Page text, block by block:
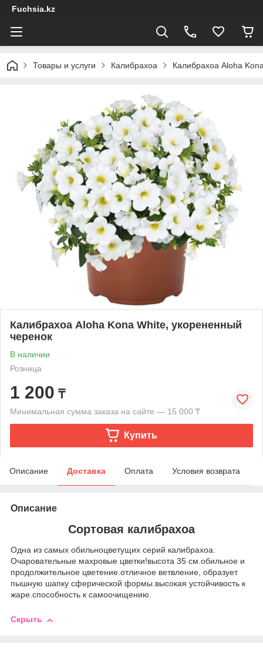
Fuchsia.kz
Товары и услуги Калибрахоа Калибрахоа Aloha
Калибрахоа Aloha Kona White, укорененный
черенок
В наличии
Розница
1 200 ₸
Минимальная сумма заказа на сайте — 15 000 ₸
Купить
Описание Доставка Оплата Условия возврата
Описание
Сортовая калибрахоа
Одна из самых обильноцветущих серий калибрахоа.
Очаровательные махровые цветки!высота 35 см.обильное и
продолжительное цветение.отличное ветвление, образует
пышную шапку сферической формы.высокая устойчивость к
жаре.способность к самоочищению.
Скрыть